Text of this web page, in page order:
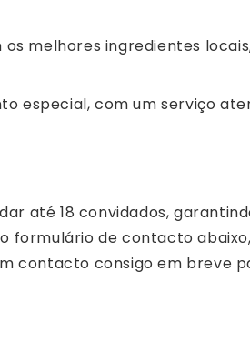
os melhores ingredientes
especial, com um serviço
até 18 convidados,
de contacto
contacto consigo em breve